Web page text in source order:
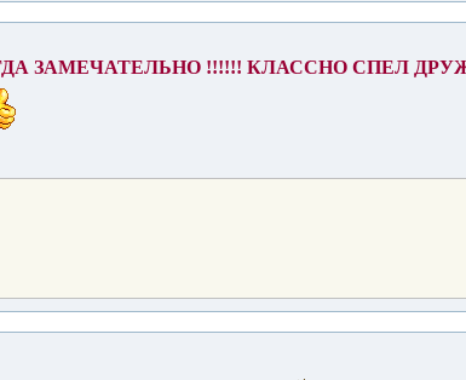
ЗАМЕЧАТЕЛЬНО !!!!!! КЛАССНО СПЕЛ